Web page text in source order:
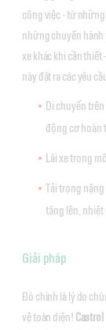
công việc - từ
những chuyến hành
xe khác khi cần
này đặt ra các yêu
Di chuyển
động cơ hoàn
Lái xe trong
Tải trọng nặng
tăng lên, nhiệt
Giải pháp
Đó chính là lý do
vệ toàn diện! Castrol